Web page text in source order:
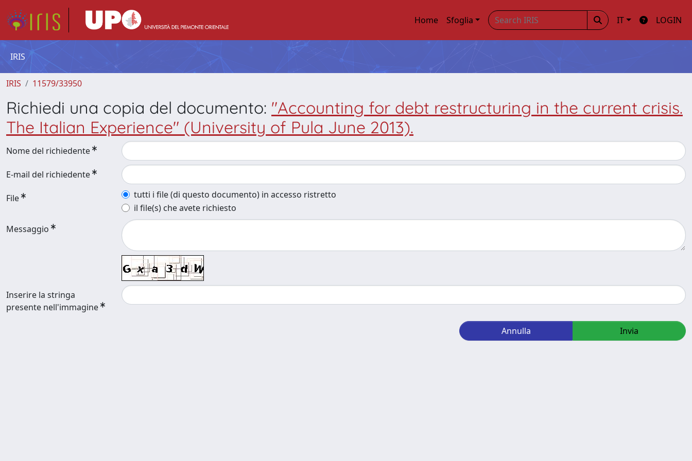
Home Sfoglia IT LOGIN
IRIS
IRIS 11579/33950
Richiedi una copia del documento: "Accounting for debt restructuring in the current crisis.
The Italian Experience" (University of Pula June 2013).
Nome del richiedente
E-mail del richiedente
File
tutti i file (di questo documento) in accesso ristretto
il file(s) che avete richiesto
Messaggio
Inserire la stringa
presente nell'immagine
Annulla Invia